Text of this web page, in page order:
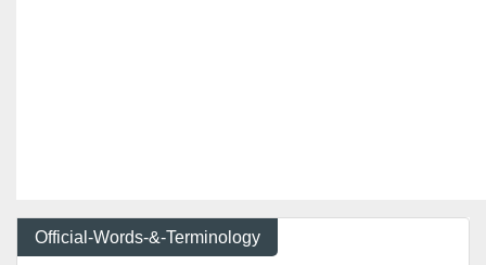
Official-Words-&-Terminology